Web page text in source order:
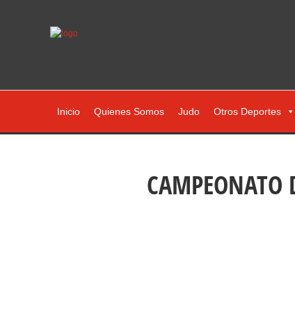
Inicio Quienes Somos Judo Otros Deportes
CAMPEONATO